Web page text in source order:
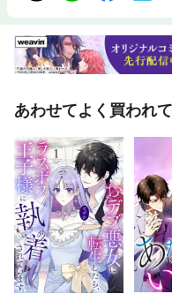
あわせてよく買われ